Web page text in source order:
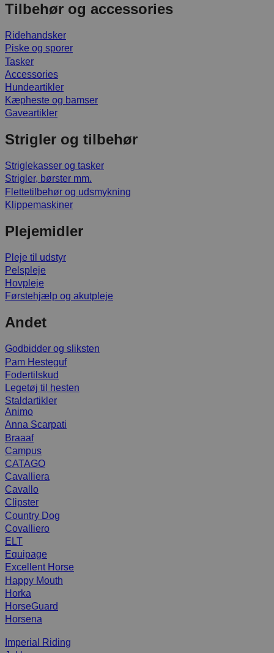
Tilbehør og accessories
Ridehandsker
Piske og sporer
Tasker
Accessories
Hundeartikler
Kæpheste og bamser
Gaveartikler
Strigler og tilbehør
Striglekasser og tasker
Strigler, børster mm.
Flettetilbehør og udsmykning
Klippemaskiner
Plejemidler
Pleje til udstyr
Pelspleje
Hovpleje
Førstehjælp og akutpleje
Andet
Godbidder og sliksten
Pam Hesteguf
Fodertilskud
Legetøj til hesten
Staldartikler
Animo
Anna Scarpati
Braaaf
Campus
CATAGO
Cavalliera
Cavallo
Clipster
Country Dog
Covalliero
ELT
Equipage
Excellent Horse
Happy Mouth
Horka
HorseGuard
Horsena
Imperial Riding